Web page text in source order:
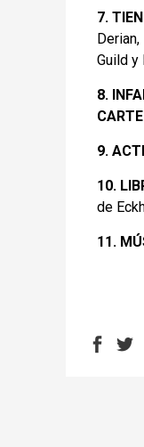
7.
Guild y
8.
9.
10.
de
11.